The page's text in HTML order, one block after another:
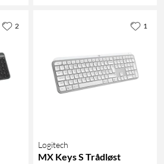
2
Logitech
MX Keys S Trådløst
1